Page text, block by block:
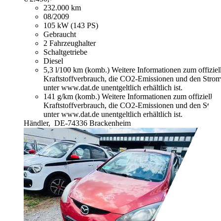
232.000 km
08/2009
105 kW (143 PS)
Gebraucht
2 Fahrzeughalter
Schaltgetriebe
Diesel
5,3 l/100 km (komb.) Weitere Informationen zum
Kraftstoffverbrauch, die CO2-Emissionen und den
unter www.dat.de unentgeltlich erhältlich ist.
141 g/km (komb.) Weitere Informationen zum
Kraftstoffverbrauch, die CO2-Emissionen und den
unter www.dat.de unentgeltlich erhältlich ist.
Händler, DE-74336 Brackenheim